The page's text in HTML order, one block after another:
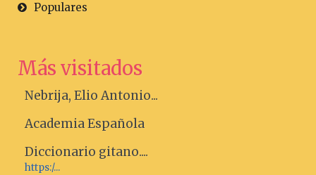
Populares
Más visitados
Nebrija, Elio Antonio...
Academia Española
Diccionario gitano....
https:/...